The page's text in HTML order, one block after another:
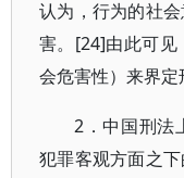
认为，行为的社
害。[24]由此可见
会危害性）来界定
2．中国刑法
犯罪客观方面之